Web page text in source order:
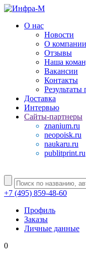
О нас
Новости
О компании
Отзывы
Наша
Вакансии
Контакты
Доставка
Интервью
Сайты-партнеры
znanium.ru
neopoisk.ru
naukaru.ru
publitprint.ru
+7 (495) 859-48-60
Профиль
Заказы
Личные данные
0